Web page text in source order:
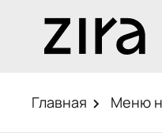
Главная Меню